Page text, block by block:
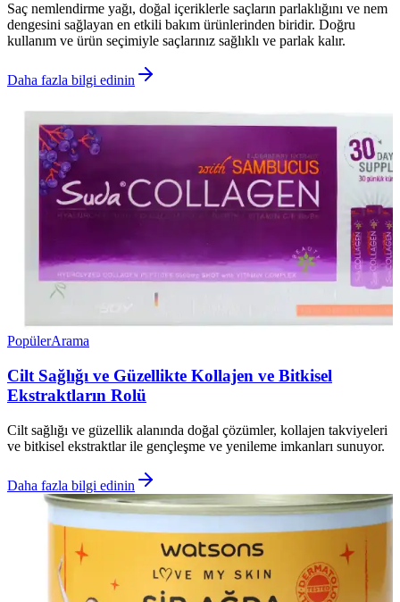
Saç nemlendirme yağı, doğal içeriklerle saçların parlaklığını ve nem
dengesini sağlayan en etkili bakım ürünlerinden biridir. Doğru
kullanım ve ürün seçimiyle saçlarınız sağlıklı ve parlak kalır.
Daha fazla bilgi edinin
PopülerArama
Cilt Sağlığı ve Güzellikte Kollajen ve Bitkisel
Ekstraktların Rolü
Cilt sağlığı ve güzellik alanında doğal çözümler, kollajen takviyeleri
ve bitkisel ekstraktlar ile gençleşme ve yenileme imkanları sunuyor.
Daha fazla bilgi edinin